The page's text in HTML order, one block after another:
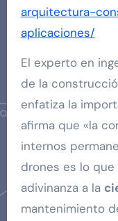
arquitectura-
aplicaciones/
El experto en
de la
enfatiza la
afirma que «la
internos
drones es lo
adivinanza a la
mantenimiento